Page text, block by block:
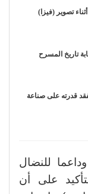
تصوير (فيزا)
تاريخ المسرح
قدرته على صناعة
للنضال
على أن